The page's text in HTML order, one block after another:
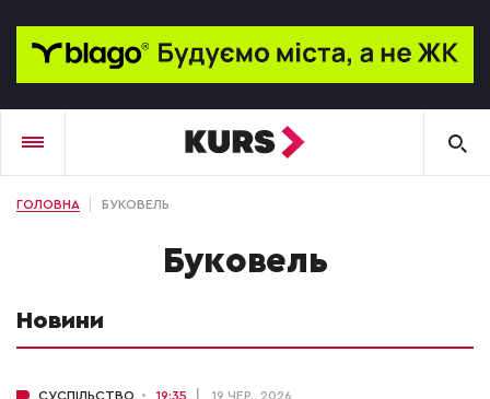
ГОЛОВНА БУКОВЕЛЬ
Буковель
Новини
СУСПІЛЬСТВО 19:35 19 ЧЕР., 2026